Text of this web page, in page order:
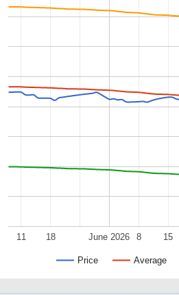
Price Average
June 2026
11 18 8 15